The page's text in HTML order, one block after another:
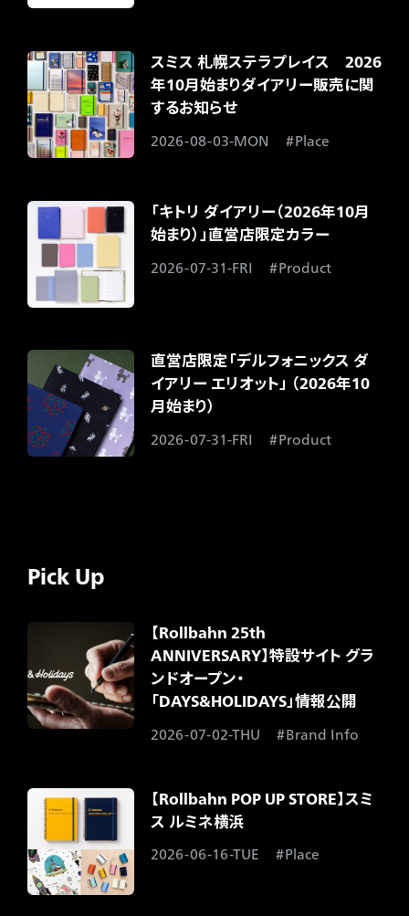
スミス 札幌ステラプレイス 2026
年10月始まりダイアリー販売に関
するお知らせ​
2026-08-03-MON Place
「キトリ ダイアリー（2026年10月
始まり）」直営店限定カラー​
2026-07-31-FRI Product
直営店限定「デルフォニックス ダ
イアリー エリオット」 （2026年10
月始まり）​
2026-07-31-FRI Product
Pick Up
【Rollbahn 25th
ANNIVERSARY】特設サイト グラ
ンドオープン・
「DAYS&HOLIDAYS」情報公開
2026-07-02-THU Brand Info
【Rollbahn POP UP STORE】スミ
ス ルミネ横浜
2026-06-16-TUE Place